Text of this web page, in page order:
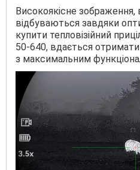
Високоякісне зображення,
відбуваються завдяки
купити тепловізійний
50-640, вдається отримати
з максимальним